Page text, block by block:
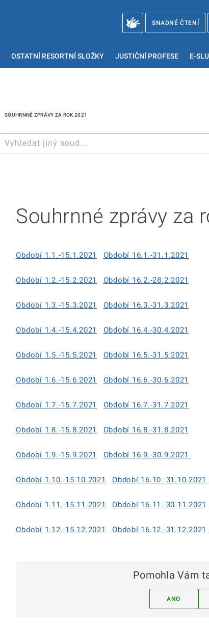
SNADNÉ ČTENÍ
OSTATNÍ RESORTNÍ SLOŽKY JUSTIČNÍ PROFESE E-
SOUHRNNÉ ZPRÁVY ZA ROK 2021
Souhrnné zprávy za
Období 1.1.-15.1.2021 Období 16.1.-31.1.2021
Období 1.2.-15.2.2021 Období 16.2.-28.2.2021
Období 1.3.-15.3.2021 Období 16.3.-31.3.2021
Období 1.4.-15.4.2021 Období 16.4.-30.4.2021
Období 1.5.-15.5.2021 Období 16.5.-31.5.2021
Období 1.6.-15.6.2021 Období 16.6.-30.6.2021
Období 1.7.-15.7.2021 Období 16.7.-31.7.2021
Období 1.8.-15.8.2021 Období 16.8.-31.8.2021
Období 1.9.-15.9.2021 Období 16.9.-30.9.2021
Období 1.10.-15.10.2021 Období 16.10.-31.10.2021
Období 1.11.-15.11.2021 Období 16.11.-30.11.2021
Období 1.12.-15.12.2021 Období 16.12.-31.12.2021
Pomohla Vám
ANO